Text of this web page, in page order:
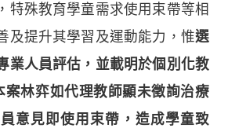
特殊教育學童需求使用束帶等相
及提升其學習及運動能力，惟選
業人員評估，並載明於個別化教
案林弈如代理教師顯未徵詢治療
意見即使用束帶，造成學童致